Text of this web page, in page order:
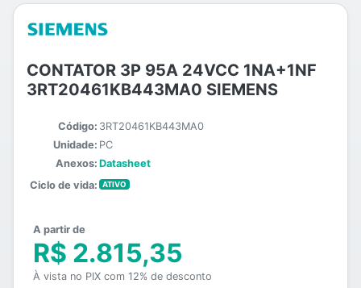
CONTATOR 3P 95A 24VCC 1NA+1NF
3RT20461KB443MA0 SIEMENS
Código: 3RT20461KB443MA0
Unidade: PC
Anexos: Datasheet
Ciclo de vida:
ATIVO
A partir de
R$ 2.815,35
À vista no PIX com 12% de desconto